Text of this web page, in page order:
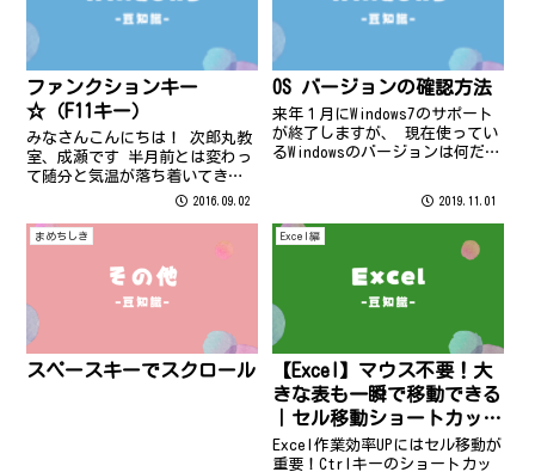
ファンクションキー
☆（F11キー）
みなさんこんにちは！ 次郎丸教
室、成瀬です 半月前とは変わっ
て随分と気温が落ち着いてきま
したね それもこれも台風の影響
するかもしれませんので、 皆さ
うにされてください。
2016.09.02
OS バージョンの確認方法
来年１月にWindows7のサポート
が終了しますが、 現在使ってい
るWindowsのバージョンは何だろ
りますよ♪ ⇓ 「winver」と
入力し、「OK」をクリック ⇓
Window...
2019.11.01
まめちしき
スペースキーでスクロール
Excel編
【Excel】マウス不要！大
きな表も一瞬で移動できる
｜セル移動ショートカット
完全ガイド
Excel作業効率UPにはセル移動が
重要！Ctrlキーのショートカッ